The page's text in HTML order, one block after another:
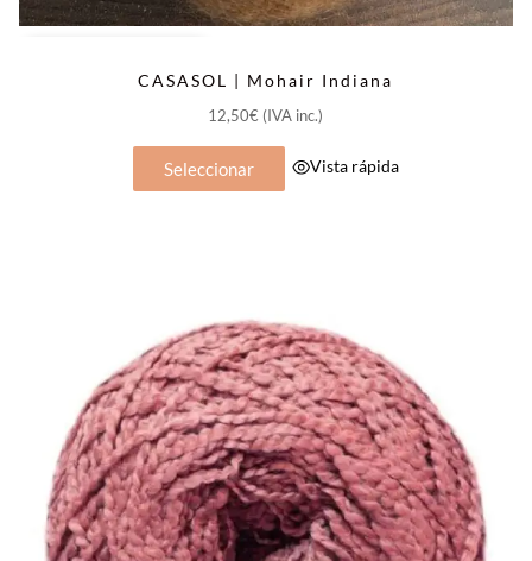
CASASOL | Mohair Indiana
12,50€ (IVA inc.)
Seleccionar Vista rápidaproducto
se
pueden
elegir
en
la
página
de